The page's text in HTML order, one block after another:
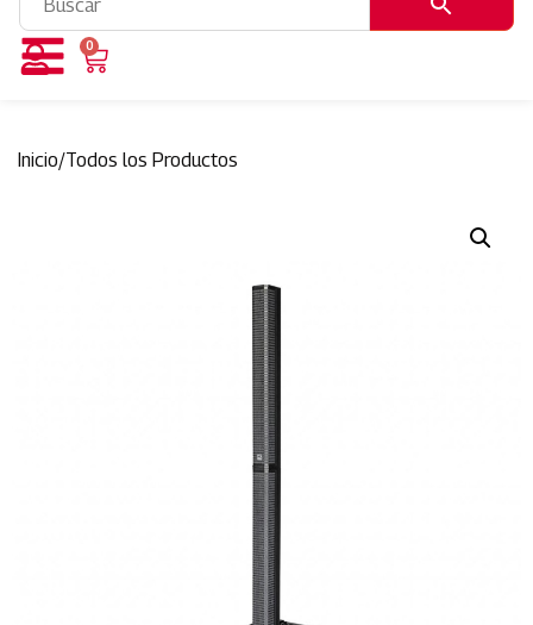
0
Inicio/Todos los Productos